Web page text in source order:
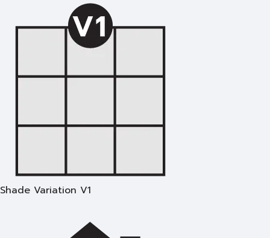
Shade Variation V1